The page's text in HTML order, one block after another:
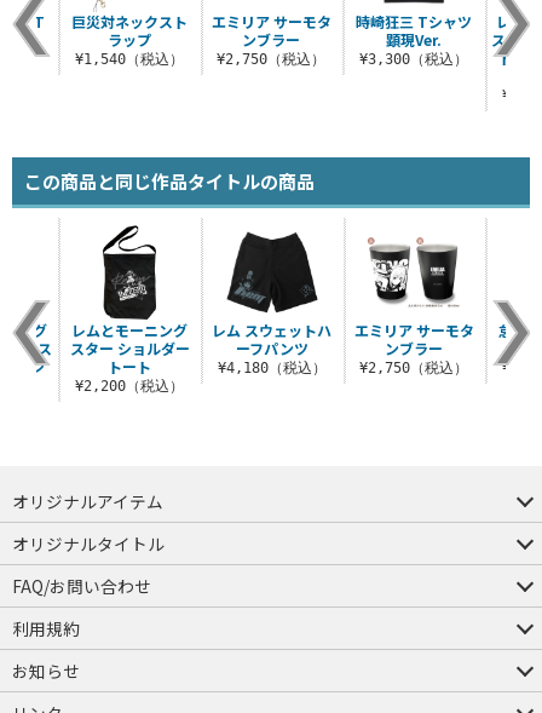
エミリア サーモタ
ンブラー
¥2,750（税込）
時崎狂三 Tシャツ
顕現Ver.
¥3,300（税込）
レム
スリー
トリ
態 T
込）
巨災対ネックスト
ラップ
¥1,540（税込）
この商品と同じ作品タイトルの商品
レム スウェットハ
ーフパンツ
¥4,180（税込）
エミリア サーモタ
ンブラー
¥2,750（税込）
怠惰
ウ
ング
ツ ス
ッシ
レムとモーニング
スター ショルダー
トート
¥2,200（税込）
オリジナルアイテム
つままれ
つかまれ
ピョコッテ
オリジナルタイトル
アイテムヤ
ミスカトニック大學購買部
FAQ/お問い合わせ
FAQ
お問い合わせ
利用規約
会員規約・ポイント規約
特定商取引法に関する表示
プライバシーポリシー
お知らせ
店舗情報
採用情報
発売日変更のお知らせ
販売代理店・取扱店募集
海外のご案内（English）